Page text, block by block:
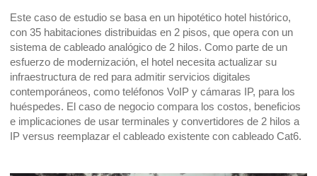
Este caso de estudio se basa en un hipotético hotel histórico,
con 35 habitaciones distribuidas en 2 pisos, que opera con un
sistema de cableado analógico de 2 hilos. Como parte de un
esfuerzo de modernización, el hotel necesita actualizar su
infraestructura de red para admitir servicios digitales
contemporáneos, como teléfonos VoIP y cámaras IP, para los
huéspedes. El caso de negocio compara los costos, beneficios
e implicaciones de usar terminales y convertidores de 2 hilos a
IP versus reemplazar el cableado existente con cableado Cat6.